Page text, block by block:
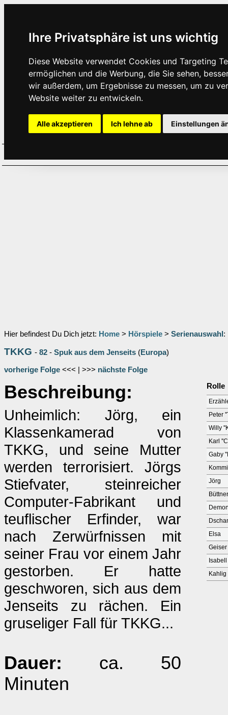
Ihre Privatsphäre ist uns wichtig
Diese Website verwendet Cookies und Targeting
ermöglichen und die Werbung, die Sie sehen,
wir außerdem, um Ergebnisse zu messen, um zu
Website weiter zu entwickeln.
Alle akzeptieren Ich lehne ab Einstellungen
Hier befindest Du Dich jetzt: Home > Hörspiele > Serienauswahl :
TKKG - 82 - Spuk aus dem Jenseits (Europa)
vorherige Folge <<< | >>> nächste Folge
Beschreibung:
Unheimlich: Jörg, ein
Klassenkamerad von
TKKG, und seine Mutter
werden terrorisiert. Jörgs
Stiefvater, steinreicher
Computer-Fabrikant und
teuflischer Erfinder, war
nach Zerwürfnissen mit
seiner Frau vor einem Jahr
gestorben. Er hatte
geschworen, sich aus dem
Jenseits zu rächen. Ein
gruseliger Fall für TKKG...
Dauer: ca. 50
Minuten
Rolle
Peter
Willy
Karl
Gaby
Jörg
Büttner
Elsa
Geiser
Kahlig